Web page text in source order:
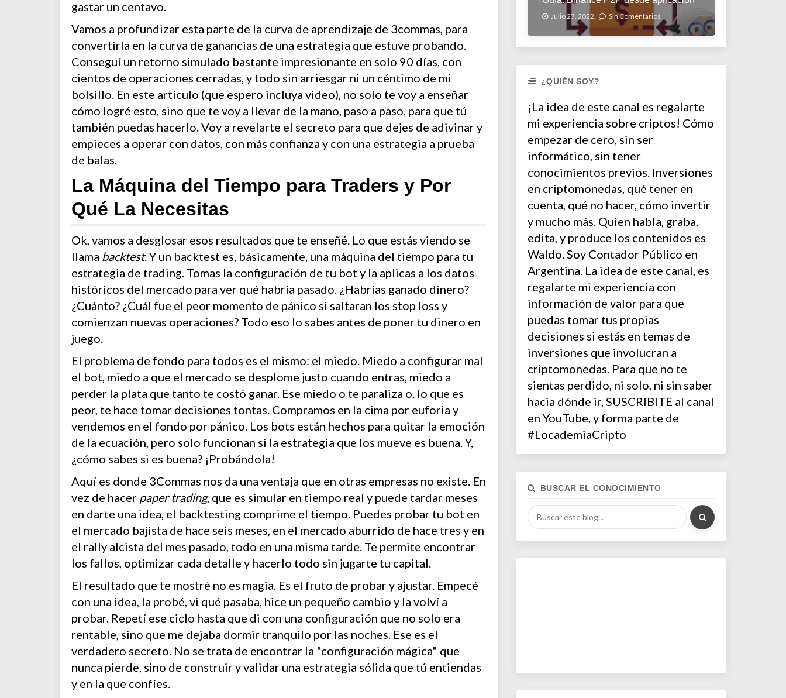
gastar un centavo.
Vamos a profundizar esta parte de la curva de aprendizaje de 3commas, para
convertirla en la curva de ganancias de una estrategia que estuve probando.
Conseguí un retorno simulado bastante impresionante en solo 90 días, con
cientos de operaciones cerradas, y todo sin arriesgar ni un céntimo de mi
bolsillo. En este artículo (que espero incluya video), no solo te voy a enseñar
cómo logré esto, sino que te voy a llevar de la mano, paso a paso, para que tú
también puedas hacerlo. Voy a revelarte el secreto para que dejes de adivinar y
empieces a operar con datos, con más confianza y con una estrategia a prueba
de balas.
La Máquina del Tiempo para Traders y Por
Qué La Necesitas
Ok, vamos a desglosar esos resultados que te enseñé. Lo que estás viendo se
llama backtest. Y un backtest es, básicamente, una máquina del tiempo para tu
estrategia de trading. Tomas la configuración de tu bot y la aplicas a los datos
históricos del mercado para ver qué habría pasado. ¿Habrías ganado dinero?
¿Cuánto? ¿Cuál fue el peor momento de pánico si saltaran los stop loss y
comienzan nuevas operaciones? Todo eso lo sabes antes de poner tu dinero en
juego.
El problema de fondo para todos es el mismo: el miedo. Miedo a configurar mal
el bot, miedo a que el mercado se desplome justo cuando entras, miedo a
perder la plata que tanto te costó ganar. Ese miedo o te paraliza o, lo que es
peor, te hace tomar decisiones tontas. Compramos en la cima por euforia y
vendemos en el fondo por pánico. Los bots están hechos para quitar la emoción
de la ecuación, pero solo funcionan si la estrategia que los mueve es buena. Y,
¿cómo sabes si es buena? ¡Probándola!
Aquí es donde 3Commas nos da una ventaja que en otras empresas no existe. En
vez de hacer paper trading, que es simular en tiempo real y puede tardar meses
en darte una idea, el backtesting comprime el tiempo. Puedes probar tu bot en
el mercado bajista de hace seis meses, en el mercado aburrido de hace tres y en
el rally alcista del mes pasado, todo en una misma tarde. Te permite encontrar
los fallos, optimizar cada detalle y hacerlo todo sin jugarte tu capital.
El resultado que te mostré no es magia. Es el fruto de probar y ajustar. Empecé
con una idea, la probé, vi qué pasaba, hice un pequeño cambio y la volví a
probar. Repetí ese ciclo hasta que di con una configuración que no solo era
rentable, sino que me dejaba dormir tranquilo por las noches. Ese es el
verdadero secreto. No se trata de encontrar la "configuración mágica" que
nunca pierde, sino de construir y validar una estrategia sólida que tú entiendas
y en la que confíes.
Julio 27, 2022. Sin Comentarios
¿QUIÉN SOY?
¡La idea de este canal es regalarte
mi experiencia sobre criptos! Cómo
empezar de cero, sin ser
informático, sin tener
conocimientos previos. Inversiones
en criptomonedas, qué tener en
cuenta, qué no hacer, cómo invertir
y mucho más. Quien habla, graba,
edita, y produce los contenidos es
Waldo. Soy Contador Público en
Argentina. La idea de este canal, es
regalarte mi experiencia con
información de valor para que
puedas tomar tus propias
decisiones si estás en temas de
inversiones que involucran a
criptomonedas. Para que no te
sientas perdido, ni solo, ni sin saber
hacia dónde ir, SUSCRIBITE al canal
en YouTube, y forma parte de
#LocademiaCripto
BUSCAR EL CONOCIMIENTO